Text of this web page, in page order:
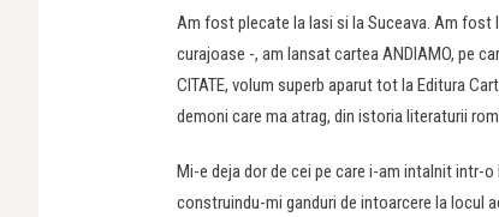
Am fost plecate la Iasi si la Suceava. Am
curajoase -, am lansat cartea ANDIAMO, pe
CITATE, volum superb aparut tot la Editura
demoni care ma atrag, din istoria literaturii
Mi-e deja dor de cei pe care i-am intalnit intr-
construindu-mi ganduri de intoarcere la locul